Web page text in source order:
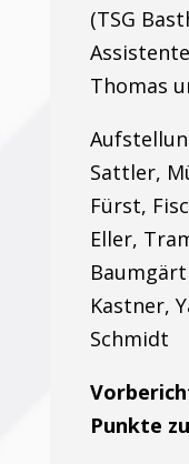
(TSG
Thomas
Sattler,
Fürst,
Eller,
Kastner,
Schmidt
Punkte